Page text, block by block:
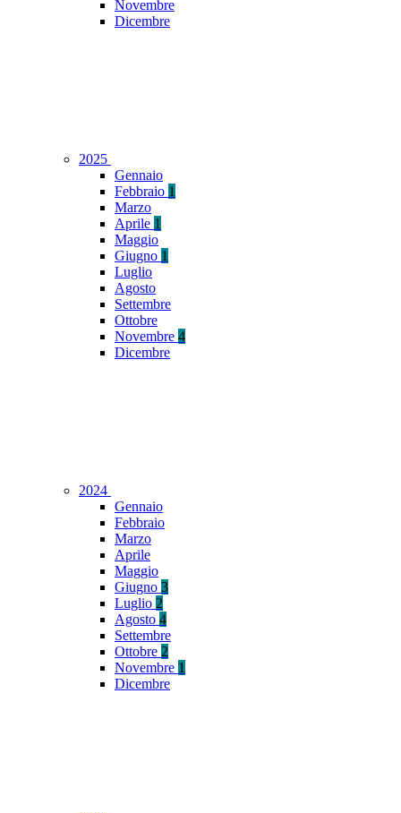
Novembre
Dicembre
2025
Gennaio
Febbraio 1
Marzo
Aprile 1
Maggio
Giugno 1
Luglio
Agosto
Settembre
Ottobre
Novembre 4
Dicembre
2024
Gennaio
Febbraio
Marzo
Aprile
Maggio
Giugno 3
Luglio 2
Agosto 4
Settembre
Ottobre 2
Novembre 1
Dicembre